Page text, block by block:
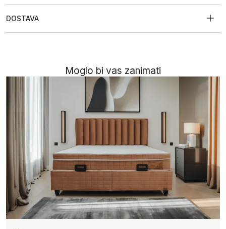
DOSTAVA
Moglo bi vas zanimati